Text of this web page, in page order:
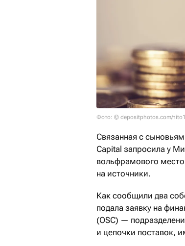
Фото: © depositphotos.com/
Связанная с
Capital запросила у
вольфрамового
на источники.
Как сообщили два
подала заявку на
(OSC) —
и цепочки поставок,